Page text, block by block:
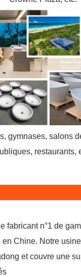
gymnases, salons
restaurants,
fabricant n°1 de
Chine. Notre
et couvre une